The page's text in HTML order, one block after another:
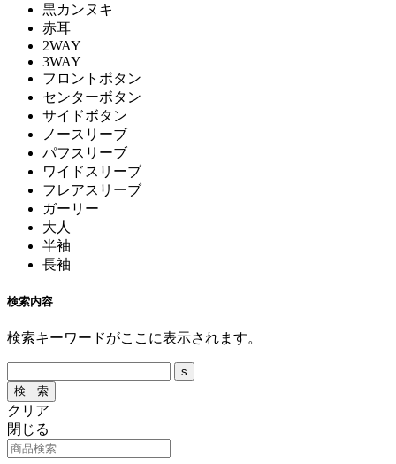
黒カンヌキ
赤耳
2WAY
3WAY
フロントボタン
センターボタン
サイドボタン
ノースリーブ
パフスリーブ
ワイドスリーブ
フレアスリーブ
ガーリー
大人
半袖
長袖
検索内容
検索キーワードがここに表示されます。
クリア
閉じる